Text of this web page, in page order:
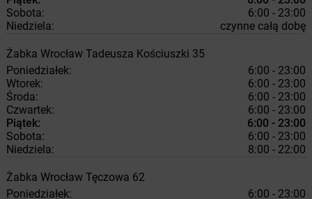
Sobota:
6:00 - 23:00
Niedziela:
czynne całą dobę
Żabka Wrocław Tadeusza Kościuszki 35
Poniedziałek:
6:00 - 23:00
Wtorek:
6:00 - 23:00
Środa:
6:00 - 23:00
Czwartek:
6:00 - 23:00
Piątek:
6:00 - 23:00
Sobota:
6:00 - 23:00
Niedziela:
8:00 - 22:00
Żabka Wrocław Tęczowa 62
Poniedziałek:
6:00 - 23:00